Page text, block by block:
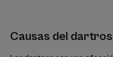
Causas del dartros